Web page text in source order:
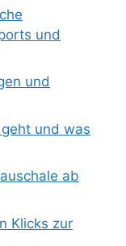
und
und
und was
ab
Klicks zur